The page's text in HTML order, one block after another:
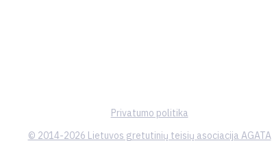
Privatumo politika
© 2014-2026 Lietuvos gretutinių teisių asociacija AGATA